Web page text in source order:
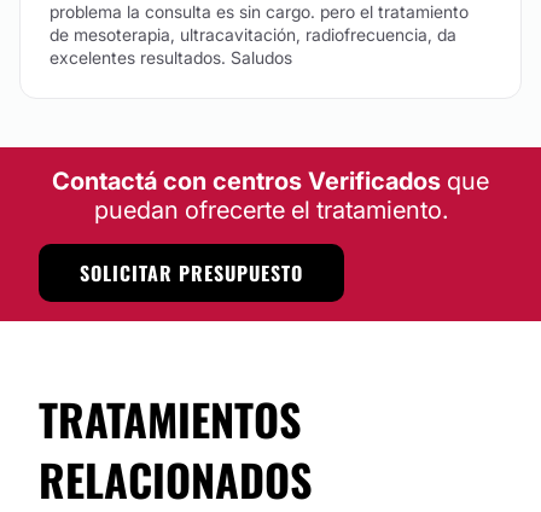
problema la consulta es sin cargo. pero el tratamiento
de mesoterapia, ultracavitación, radiofrecuencia, da
excelentes resultados. Saludos
Contactá con centros Verificados que
puedan ofrecerte el tratamiento.
SOLICITAR PRESUPUESTO
TRATAMIENTOS
RELACIONADOS